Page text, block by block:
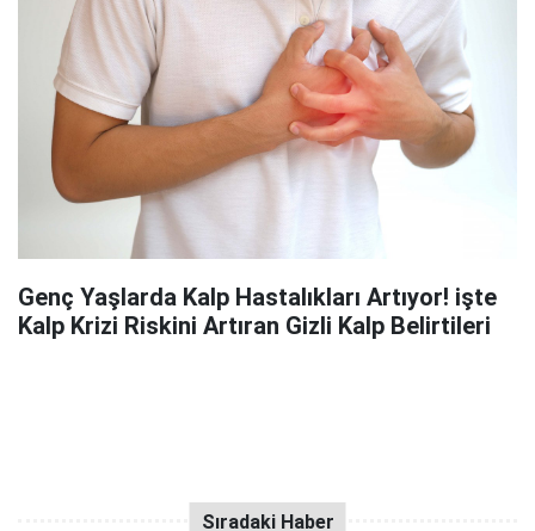
Genç Yaşlarda Kalp Hastalıkları Artıyor! işte
Kalp Krizi Riskini Artıran Gizli Kalp Belirtileri